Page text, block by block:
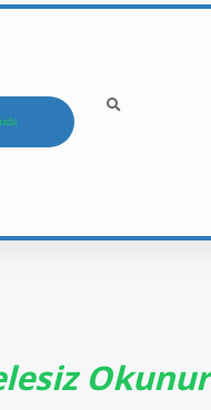
Okunur